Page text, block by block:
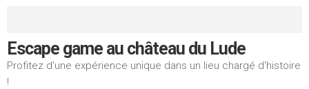
Escape game au château du Lude
Profitez d'une expérience unique dans un lieu chargé d'histoire
!